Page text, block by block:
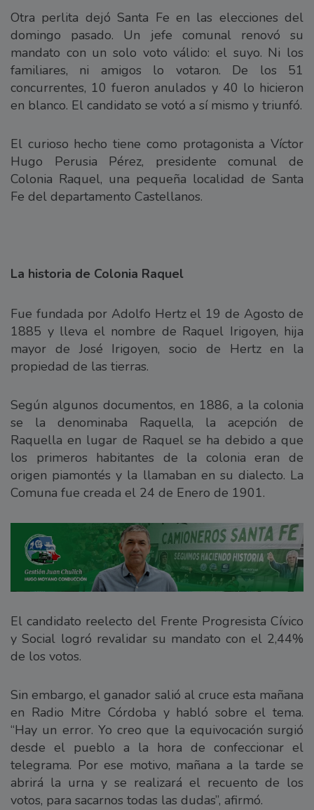
Otra perlita dejó Santa Fe en las elecciones del
domingo pasado. Un jefe comunal renovó su
mandato con un solo voto válido: el suyo. Ni los
familiares, ni amigos lo votaron. De los 51
concurrentes, 10 fueron anulados y 40 lo hicieron
en blanco. El candidato se votó a sí mismo y triunfó.
El curioso hecho tiene como protagonista a Víctor
Hugo Perusia Pérez, presidente comunal de
Colonia Raquel, una pequeña localidad de Santa
Fe del departamento Castellanos.
La historia de Colonia Raquel
Fue fundada por Adolfo Hertz el 19 de Agosto de
1885 y lleva el nombre de Raquel Irigoyen, hija
mayor de José Irigoyen, socio de Hertz en la
propiedad de las tierras.
Según algunos documentos, en 1886, a la colonia
se la denominaba Raquella, la acepción de
Raquella en lugar de Raquel se ha debido a que
los primeros habitantes de la colonia eran de
origen piamontés y la llamaban en su dialecto. La
Comuna fue creada el 24 de Enero de 1901.
El candidato reelecto del Frente Progresista Cívico
y Social logró revalidar su mandato con el 2,44%
de los votos.
Sin embargo, el ganador salió al cruce esta mañana
en Radio Mitre Córdoba y habló sobre el tema.
“Hay un error. Yo creo que la equivocación surgió
desde el pueblo a la hora de confeccionar el
telegrama. Por ese motivo, mañana a la tarde se
abrirá la urna y se realizará el recuento de los
votos, para sacarnos todas las dudas”, afirmó.